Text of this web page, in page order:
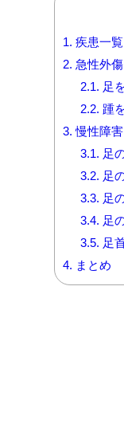
1. 疾患一覧
2. 急性外
2.1. 足
2.2. 踵
3. 慢性障
3.1. 足
3.2. 足
3.3. 足
3.4. 足
3.5. 足
4. まとめ